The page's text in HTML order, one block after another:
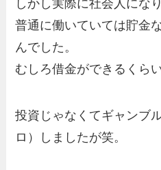
しかし実際に社会人にな
普通に働いていては貯金
んでした。
むしろ借金ができるくら
投資じゃなくてギャンブ
ロ）しましたが笑。